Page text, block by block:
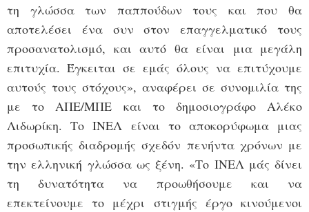
τη γλώσσα των παππούδων τους και που θα
αποτελέσει ένα συν στον επαγγελματικό τους
προσανατολισμό, και αυτό θα είναι μια μεγάλη
επιτυχία. Έγκειται σε εμάς όλους να επιτύχουμε
αυτούς τους στόχους», αναφέρει σε συνομιλία της
με το ΑΠΕ/ΜΠΕ και το δημοσιογράφο Αλέκο
Λιδωρίκη. Το ΙΝΕΛ είναι το αποκορύφωμα μιας
προσωπικής διαδρομής σχεδόν πενήντα χρόνων με
την ελληνική γλώσσα ως ξένη. «Το ΙΝΕΛ μάς δίνει
τη δυνατότητα να προωθήσουμε και να
επεκτείνουμε το μέχρι στιγμής έργο κινούμενοι